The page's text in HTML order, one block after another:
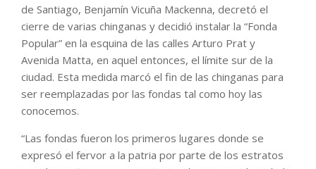
de Santiago, Benjamín Vicuña Mackenna, decretó el
cierre de varias chinganas y decidió instalar la “Fonda
Popular” en la esquina de las calles Arturo Prat y
Avenida Matta, en aquel entonces, el límite sur de la
ciudad. Esta medida marcó el fin de las chinganas para
ser reemplazadas por las fondas tal como hoy las
conocemos.
“Las fondas fueron los primeros lugares donde se
expresó el fervor a la patria por parte de los estratos